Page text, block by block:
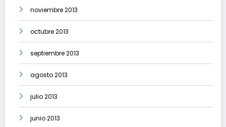
noviembre 2013
octubre 2013
septiembre 2013
agosto 2013
julio 2013
junio 2013